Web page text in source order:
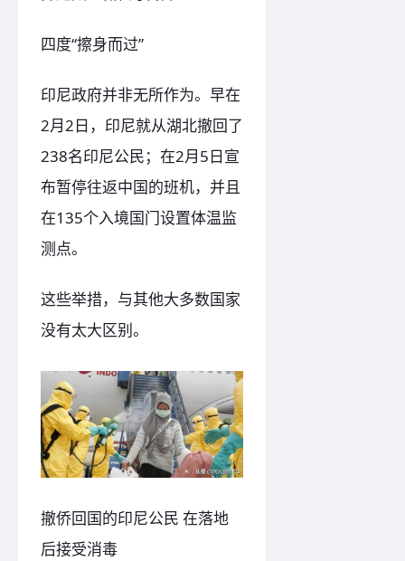
四度“擦身而过”
印尼政府并非无所作为。早在
2月2日，印尼就从湖北撤回了
238名印尼公民；在2月5日宣
布暂停往返中国的班机，并且
在135个入境国门设置体温监
测点。
这些举措，与其他大多数国家
没有太大区别。
撤侨回国的印尼公民 在落地
后接受消毒